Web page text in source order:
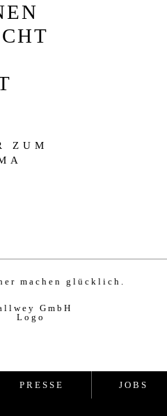
ZUM
machen glücklich.
PRESSE JOBS